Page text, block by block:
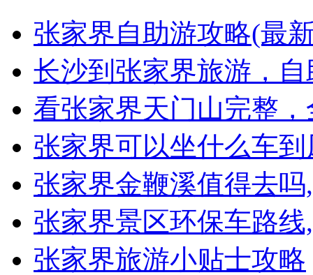
张家界自助游攻略(最
长沙到张家界旅游，
看张家界天门山完整
张家界可以坐什么车
张家界金鞭溪值得去
张家界景区环保车路
张家界旅游小贴士攻略